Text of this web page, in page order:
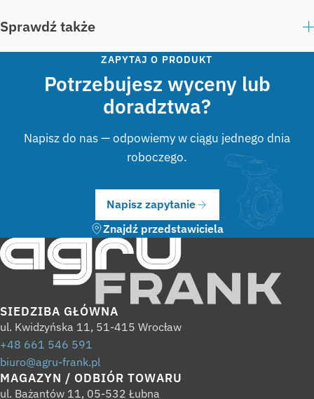
Sprawdź także
ZAPYTAJ O PRODUKT
Potrzebujesz wyceny lub
doradztwa?
Napisz do nas — odpowiemy w ciągu jednego dnia
roboczego.
Napisz zapytanie
Znajdź przedstawiciela
SIEDZIBA GŁÓWNA
ul. Kwidzyńska 11, 51-415 Wrocław
+48 661 546 591
biuro@agru-frank.pl
MAGAZYN / ODBIÓR TOWARU
ul. Bażantów 11, 05-532 Łubna